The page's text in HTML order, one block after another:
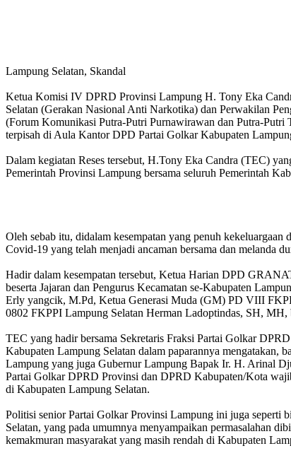
Lampung Selatan, Skandal
Ketua Komisi IV DPRD Provinsi Lampung H. Tony Eka
Selatan (Gerakan Nasional Anti Narkotika) dan Perwakilan
(Forum Komunikasi Putra-Putri Purnawirawan dan Putra-
terpisah di Aula Kantor DPD Partai Golkar Kabupaten
Dalam kegiatan Reses tersebut, H.Tony Eka Candra (TEC)
Pemerintah Provinsi Lampung bersama seluruh Pemerintah
Oleh sebab itu, didalam kesempatan yang penuh
Covid-19 yang telah menjadi ancaman bersama dan melanda
Hadir dalam kesempatan tersebut, Ketua Harian DPD
beserta Jajaran dan Pengurus Kecamatan se-Kabupaten
Erly yangcik, M.Pd, Ketua Generasi Muda (GM) PD VIII
0802 FKPPI Lampung Selatan Herman Ladoptindas, SH, MH,
TEC yang hadir bersama Sekretaris Fraksi Partai Golkar
Kabupaten Lampung Selatan dalam paparannya mengatakan,
Lampung yang juga Gubernur Lampung Bapak Ir. H. Arinal
Partai Golkar DPRD Provinsi dan DPRD Kabupaten/Kota
di Kabupaten Lampung Selatan.
Politisi senior Partai Golkar Provinsi Lampung ini juga seperti
Selatan, yang pada umumnya menyampaikan permasalahan
kemakmuran masyarakat yang masih rendah di Kabupaten